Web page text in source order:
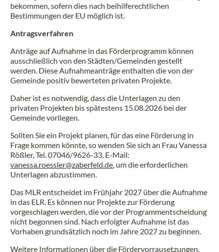
bekommen, sofern dies nach beihilferechtlichen
Bestimmungen der EU möglich ist.
Antragsverfahren
Anträge auf Aufnahme in das Förderprogramm können
ausschließlich von den Städten/Gemeinden gestellt
werden. Diese Aufnahmeanträge enthalten die von der
Gemeinde positiv bewerteten privaten Projekte.
Daher ist es notwendig, dass die Unterlagen zu den
privaten Projekten bis spätestens 15.08.2026 bei der
Gemeinde vorliegen.
Sollten Sie ein Projekt planen, für das eine Förderung in
Frage kommen könnte, so wenden Sie sich an Frau Vanessa
Rößler, Tel. 07046/9626-33, E-Mail:
vanessa.roessler@zaberfeld.de , um die erforderlichen
Unterlagen abzustimmen.
Das MLR entscheidet im Frühjahr 2027 über die Aufnahme
in das ELR. Es können nur Projekte zur Förderung
vorgeschlagen werden, die vor der Programmentscheidung
nicht begonnen sind. Nach erfolgter Aufnahme ist das
Vorhaben grundsätzlich noch im Jahre 2027 zu beginnen.
Weitere Informationen über die Fördervorrausetzungen,